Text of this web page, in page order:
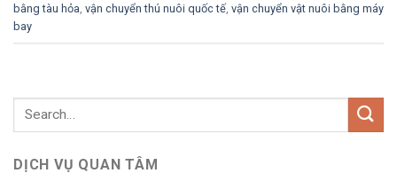
bằng tàu hỏa vận chuyển thú nuôi quốc tế vận chuyển vật nuôi bằng máy
bay
DỊCH VỤ QUAN TÂM